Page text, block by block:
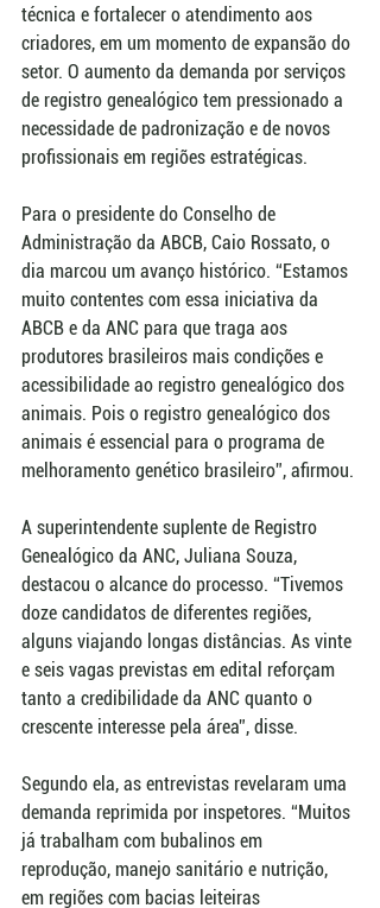
técnica e fortalecer o atendimento aos
criadores, em um momento de expansão do
setor. O aumento da demanda por serviços
de registro genealógico tem pressionado a
necessidade de padronização e de novos
profissionais em regiões estratégicas.
Para o presidente do Conselho de
Administração da ABCB, Caio Rossato, o
dia marcou um avanço histórico. “Estamos
muito contentes com essa iniciativa da
ABCB e da ANC para que traga aos
produtores brasileiros mais condições e
acessibilidade ao registro genealógico dos
animais. Pois o registro genealógico dos
animais é essencial para o programa de
melhoramento genético brasileiro”, afirmou.
A superintendente suplente de Registro
Genealógico da ANC, Juliana Souza,
destacou o alcance do processo. “Tivemos
doze candidatos de diferentes regiões,
alguns viajando longas distâncias. As vinte
e seis vagas previstas em edital reforçam
tanto a credibilidade da ANC quanto o
crescente interesse pela área”, disse.
Segundo ela, as entrevistas revelaram uma
demanda reprimida por inspetores. “Muitos
já trabalham com bubalinos em
reprodução, manejo sanitário e nutrição,
em regiões com bacias leiteiras